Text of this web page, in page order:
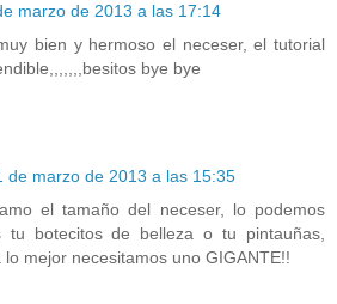
marzo de 2013 a las 17:14
bien y hermoso el neceser, el tutorial
bye bye
de marzo de 2013 a las 15:35
el tamaño del neceser, lo podemos
tu botecitos de belleza o tu pintauñas,
lo mejor necesitamos uno GIGANTE!!